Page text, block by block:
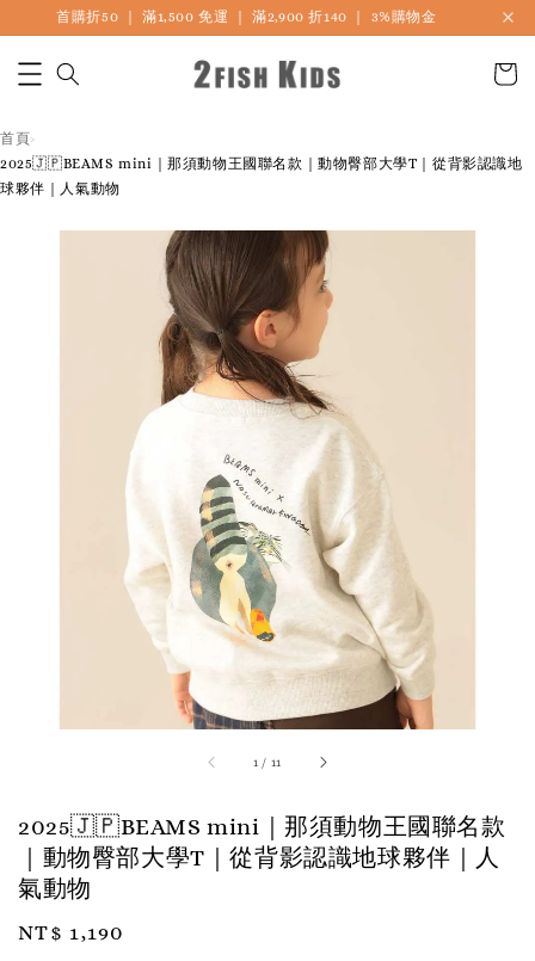
首購折50 ｜ 滿1,500 免運 ｜ 滿2,900 折140 ｜ 3%購物金
首頁›
2025🇯🇵BEAMS mini｜那須動物王國聯名款｜動物臀部大學T｜從背影認識地
球夥伴｜人氣動物
1 / 11
2025🇯🇵BEAMS mini｜那須動物王國聯名款
｜動物臀部大學T｜從背影認識地球夥伴｜人
氣動物
Regular
NT$ 1,190